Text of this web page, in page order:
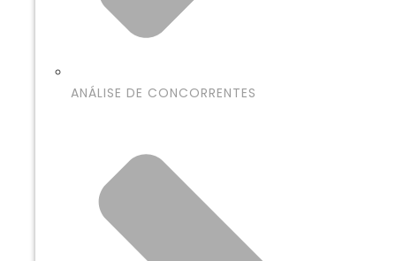
ANÁLISE DE CONCORRENTES